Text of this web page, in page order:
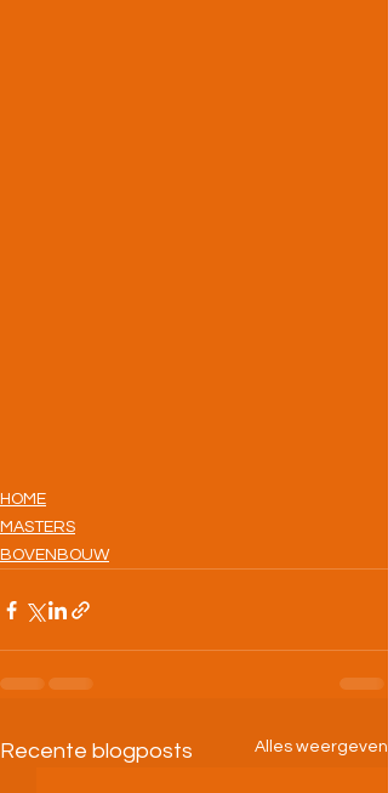
HOME
MASTERS
BOVENBOUW
Recente blogposts Alles weergeven